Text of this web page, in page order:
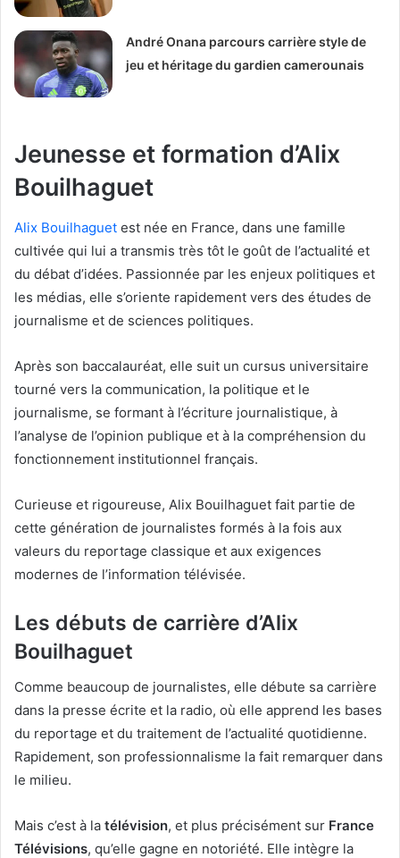
André Onana parcours carrière style de
jeu et héritage du gardien camerounais
Jeunesse et formation d’Alix
Bouilhaguet
Alix Bouilhaguet est née en France, dans une famille
cultivée qui lui a transmis très tôt le goût de l’actualité et
du débat d’idées. Passionnée par les enjeux politiques et
les médias, elle s’oriente rapidement vers des études de
journalisme et de sciences politiques.
Après son baccalauréat, elle suit un cursus universitaire
tourné vers la communication, la politique et le
journalisme, se formant à l’écriture journalistique, à
l’analyse de l’opinion publique et à la compréhension du
fonctionnement institutionnel français.
Curieuse et rigoureuse, Alix Bouilhaguet fait partie de
cette génération de journalistes formés à la fois aux
valeurs du reportage classique et aux exigences
modernes de l’information télévisée.
Les débuts de carrière d’Alix
Bouilhaguet
Comme beaucoup de journalistes, elle débute sa carrière
dans la presse écrite et la radio, où elle apprend les bases
du reportage et du traitement de l’actualité quotidienne.
Rapidement, son professionnalisme la fait remarquer dans
le milieu.
Mais c’est à la télévision, et plus précisément sur France
Télévisions, qu’elle gagne en notoriété. Elle intègre la